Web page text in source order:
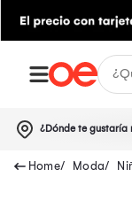
¿Dónde te gustaría
Moda